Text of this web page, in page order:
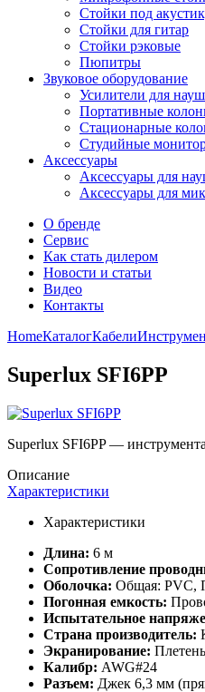
Стойки под
Стойки для гитар
Стойки рэковые
Пюпитры
Звуковое оборудование
Усилители для
Портативные
Стационарные
Студийные
Аксессуары
Аксессуары для
Аксессуары для
О бренде
Сервис
Как стать дилером
Новости и статьи
Видео
Контакты
HomeКаталогКабели
Superlux SFI6PP
Superlux SFI6PP —
Описание
Характеристики
Характеристики
Длина: 6 м
Сопротивление
Оболочка: Общая: PVC,
Погонная емкость:
Испытательное
Страна производитель:
Экранирование:
Калибр: AWG#24
Разъем: Джек 6,3 мм